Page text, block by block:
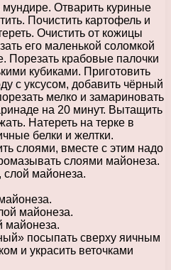
Отварить куриные
Почистить картофель и
Очистить от кожицы
его маленькой соломкой
Порезать крабовые палочки
кубиками. Приготовить
с уксусом, добавить чёрный
мелко и замариновать
на 20 минут. Вытащить
Натереть на терке в
белки и желтки.
слоями, вместе с этим надо
слоями майонеза.
слой майонеза.
майонеза.
майонеза.
посыпать сверху яичным
и украсить веточками